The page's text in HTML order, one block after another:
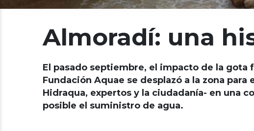
Almoradí: una
El pasado septiembre, el impacto de la
Fundación Aquae se desplazó a la zona
Hidraqua, expertos y la ciudadanía- en una
posible el suministro de agua.